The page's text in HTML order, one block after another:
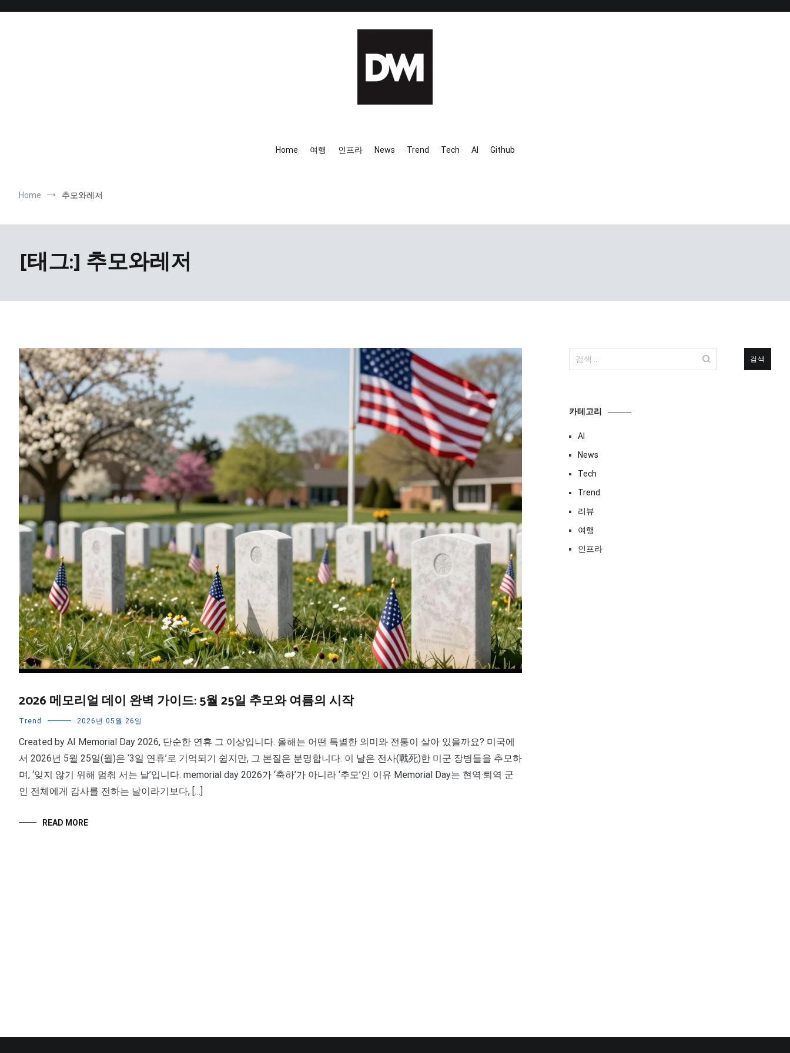
Home 여행 인프라 News Trend Tech AI Github
Home 추모와레저
[태그:] 추모와레저
2026 메모리얼 데이 완벽 가이드: 5월 25일 추모와 여름의 시작
Trend 2026년 05월 26일
Created by AI Memorial Day 2026, 단순한 연휴 그 이상입니다. 올해는 어떤 특별한 의미와 전통이 살아 있을까요? 미국에
서 2026년 5월 25일(월)은 ‘3일 연휴’로 기억되기 쉽지만, 그 본질은 분명합니다. 이 날은 전사(戰死)한 미군 장병들을 추모하
며, ‘잊지 않기 위해 멈춰 서는 날’입니다. memorial day 2026가 ‘축하’가 아니라 ‘추모’인 이유 Memorial Day는 현역·퇴역 군
인 전체에게 감사를 전하는 날이라기보다, […]
READ MORE
색:
카테고리
AI
News
Tech
Trend
리뷰
여행
인프라